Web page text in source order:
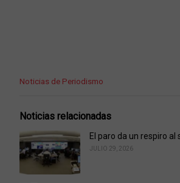
C
e
o
i
Noticias de Periodismo
Noticias relacionadas
El paro da un respiro
JULIO 29, 2026